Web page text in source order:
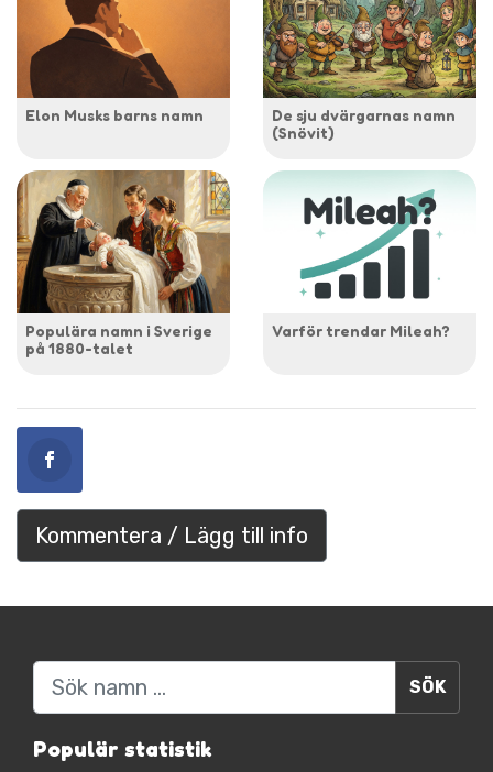
Elon Musks barns namn
De sju dvärgarnas namn
(Snövit)
Populära namn i Sverige
på 1880-talet
Varför trendar Mileah?
Kommentera / Lägg till info
Sök
Populär statistik